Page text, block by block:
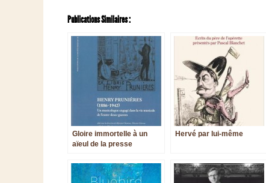
Publications Similaires :
Gloire immortelle à un
aïeul de la presse
Hervé par lui-même